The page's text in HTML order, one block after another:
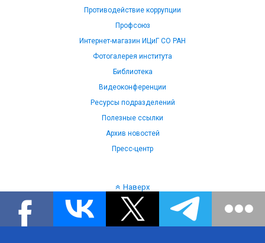
Противодействие коррупции
Профсоюз
Интернет-магазин ИЦиГ СО РАН
Фотогалерея института
Библиотека
Видеоконференции
Ресурсы подразделений
Полезные ссылки
Архив новостей
Пресс-центр
Наверх